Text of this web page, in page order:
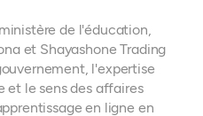
de l'éducation,
et Shayashone Trading
l'expertise
et le sens des affaires
en ligne en